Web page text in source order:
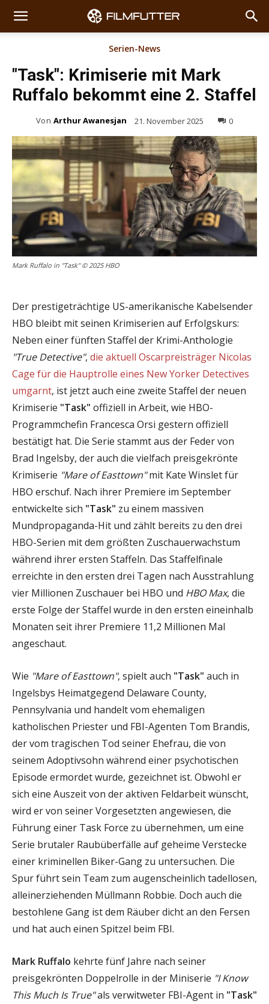
Serien-News
"Task": Krimiserie mit Mark
Ruffalo bekommt eine 2. Staffel
Von Arthur Awanesjan 21. November 2025 0
Mark Ruffalo in "Task" © 2025 HBO
Der prestigeträchtige US-amerikanische Kabelsender
HBO bleibt mit seinen Krimiserien auf Erfolgskurs:
Neben einer fünften Staffel der Krimi-Anthologie
"True Detective", die aktuell Oscarpreisträger Nicolas
Cage für die Hauptrolle eines New Yorker Detectives
umgarnt, ist jetzt auch eine zweite Staffel der neuen
Krimiserie "Task" offiziell in Arbeit, wie HBO-
Programmchefin Francesca Orsi gestern offiziell
bestätigt hat. Die Serie stammt aus der Feder von
Brad Ingelsby, der auch die vielfach preisgekrönte
Krimiserie "Mare of Easttown"mit Kate Winslet für
HBO erschuf. Nach ihrer Premiere im September
entwickelte sich "Task" zu einem massiven
Mundpropaganda-Hit und zählt bereits zu den drei
HBO-Serien mit dem größten Zuschauerwachstum
während ihrer ersten Staffeln. Das Staffelfinale
erreichte in den ersten drei Tagen nach Ausstrahlung
vier Millionen Zuschauer bei HBO und HBO Max, die
erste Folge der Staffel wurde in den ersten eineinhalb
Monaten seit ihrer Premiere 11,2 Millionen Mal
angeschaut.
Wie "Mare of Easttown", spielt auch "Task" auch in
Ingelsbys Heimatgegend Delaware County,
Pennsylvania und handelt vom ehemaligen
katholischen Priester und FBI-Agenten Tom Brandis,
der vom tragischen Tod seiner Ehefrau, die von
seinem Adoptivsohn während einer psychotischen
Episode ermordet wurde, gezeichnet ist. Obwohl er
sich eine Auszeit von der aktiven Feldarbeit wünscht,
wird er von seiner Vorgesetzten angewiesen, die
Führung einer Task Force zu übernehmen, um eine
Serie brutaler Raubüberfälle auf geheime Verstecke
einer kriminellen Biker-Gang zu untersuchen. Die
Spur führt sein Team zum augenscheinlich tadellosen,
alleinerziehenden Müllmann Robbie. Doch auch die
bestohlene Gang ist dem Räuber dicht an den Fersen
und hat auch einen Spitzel beim FBI.
Mark Ruffalo kehrte fünf Jahre nach seiner
preisgekrönten Doppelrolle in der Miniserie "I Know
This Much Is True"als verwitweter FBI-Agent in "Task"